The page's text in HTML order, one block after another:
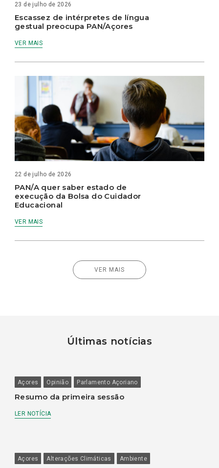
23 de julho de 2026
Escassez de intérpretes de língua
gestual preocupa PAN/Açores
VER MAIS
22 de julho de 2026
PAN/A quer saber estado de
execução da Bolsa do Cuidador
Educacional
VER MAIS
VER MAIS
Últimas notícias
Açores Opinião Parlamento Açoriano
Resumo da primeira sessão
LER NOTÍCIA
Açores Alterações Climáticas Ambiente